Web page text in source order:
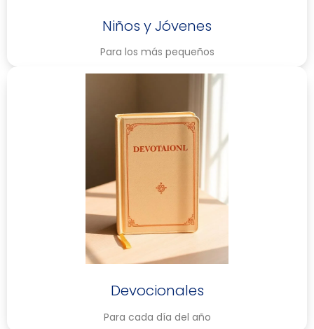
Niños y Jóvenes
Para los más pequeños
Devocionales
Para cada día del año